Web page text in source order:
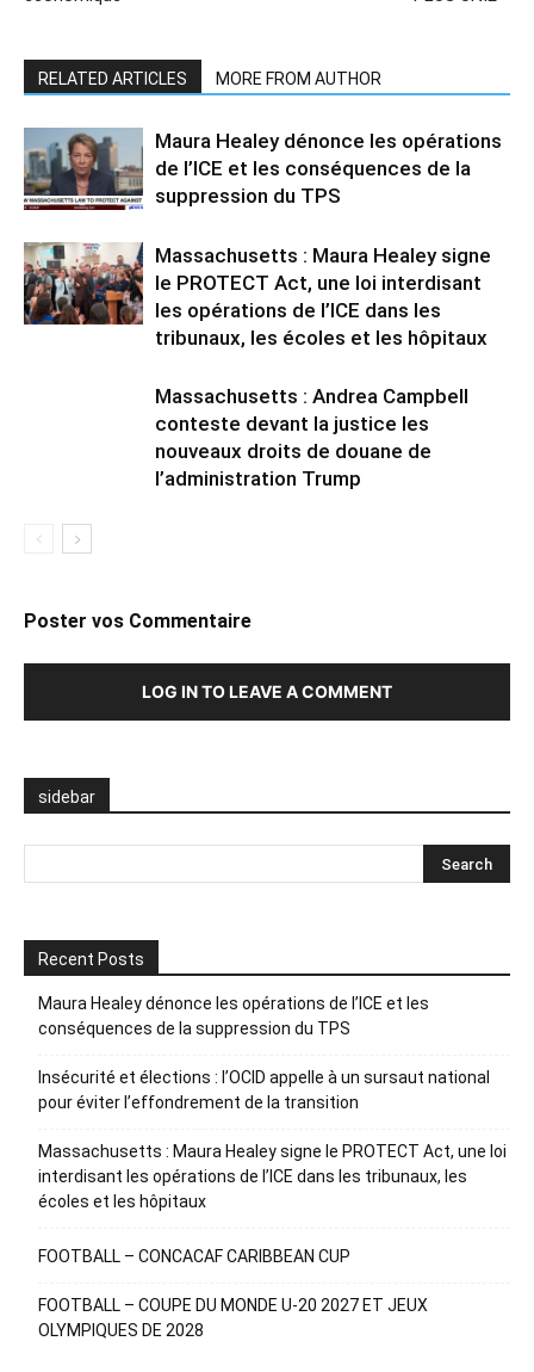
RELATED ARTICLES MORE FROM AUTHOR
Maura Healey dénonce les opérations
de l’ICE et les conséquences de la
suppression du TPS
Massachusetts : Maura Healey signe
le PROTECT Act, une loi interdisant
les opérations de l’ICE dans les
tribunaux, les écoles et les hôpitaux
Massachusetts : Andrea Campbell
conteste devant la justice les
nouveaux droits de douane de
l’administration Trump
Poster vos Commentaire
LOG IN TO LEAVE A COMMENT
sidebar
Recent Posts
Maura Healey dénonce les opérations de l’ICE et les
conséquences de la suppression du TPS
Insécurité et élections : l’OCID appelle à un sursaut national
pour éviter l’effondrement de la transition
Massachusetts : Maura Healey signe le PROTECT Act, une loi
interdisant les opérations de l’ICE dans les tribunaux, les
écoles et les hôpitaux
FOOTBALL – CONCACAF CARIBBEAN CUP
FOOTBALL – COUPE DU MONDE U-20 2027 ET JEUX
OLYMPIQUES DE 2028